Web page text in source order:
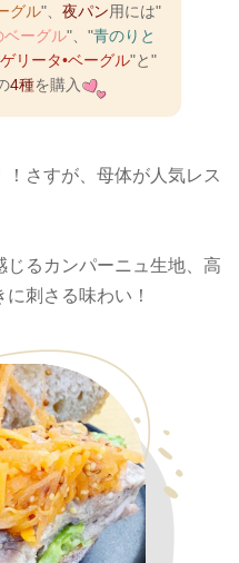
グル"、 夜パン用には"
ベーグル"、"青のりと
リータ•ベーグル"と"
4種を購入
さすが、母体が人気レス
るカンパーニュ生地、高
刺さる味わい！